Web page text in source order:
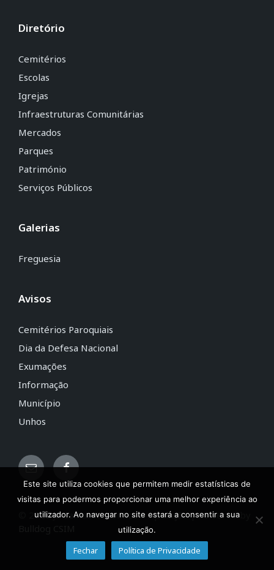
Diretório
Cemitérios
Escolas
Igrejas
Infraestruturas Comunitárias
Mercados
Parques
Património
Serviços Públicos
Galerias
Freguesia
Avisos
Cemitérios Paroquiais
Dia da Defesa Nacional
Exumações
Informação
Município
Unhos
© 2020 JF Camarate, Unhos e Apelação | Powered by
Este site utiliza cookies que permitem medir estatísticas de
visitas para podermos proporcionar uma melhor experiência ao
utilizador. Ao navegar no site estará a consentir a sua
utilização.
Fechar Política de Privacidade